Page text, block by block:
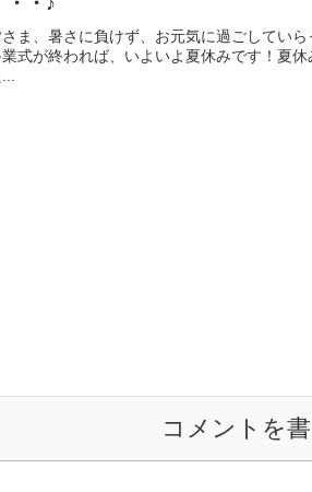
ま、暑さに負けず、お元気に過ごしてい
式が終われば、いよいよ夏休みです！夏
コメントを